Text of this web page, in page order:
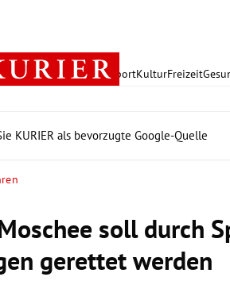
PolitikWirtschaft SportKulturFreizeit
KURIER als bevorzugte Google-Quelle
soll durch
gerettet werden